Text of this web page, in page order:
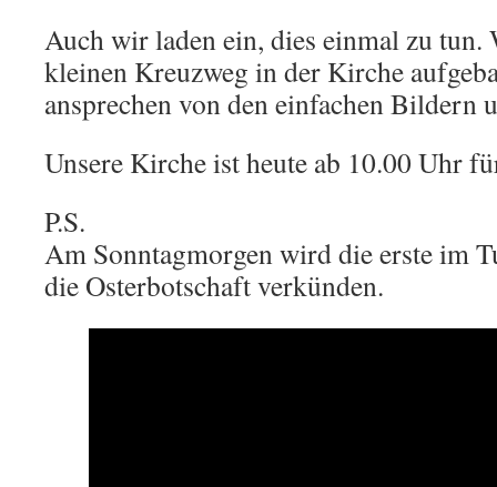
Auch wir laden ein, dies einmal zu tun.
kleinen Kreuzweg in der Kirche
ansprechen von den einfachen Bildern
Unsere Kirche ist heute ab 10.00 Uhr
P.S.
Am Sonntagmorgen wird die erste im
die Osterbotschaft verkünden.